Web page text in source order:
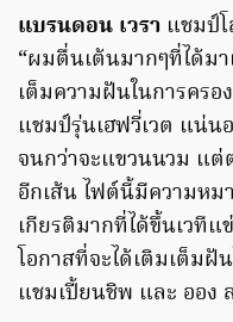
แบรนดอน เวรา แชมป์
“ผมตื่นเต้นมากๆที่ได้ม
เต็มความฝันในการคร
แชมป์รุ่นเฮฟวี่เวต แน่
จนกว่าจะแขวนนวม แต่
อีกเส้น ไฟต์นี้มีความหม
เกียรติมากที่ได้ขึ้นเวที
โอกาสที่จะได้เติมเต็ม
แชมเปี้ยนชิพ และ ออง